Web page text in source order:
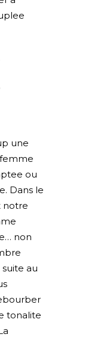
une
ou
Dans le
notre
non
au
tonalite